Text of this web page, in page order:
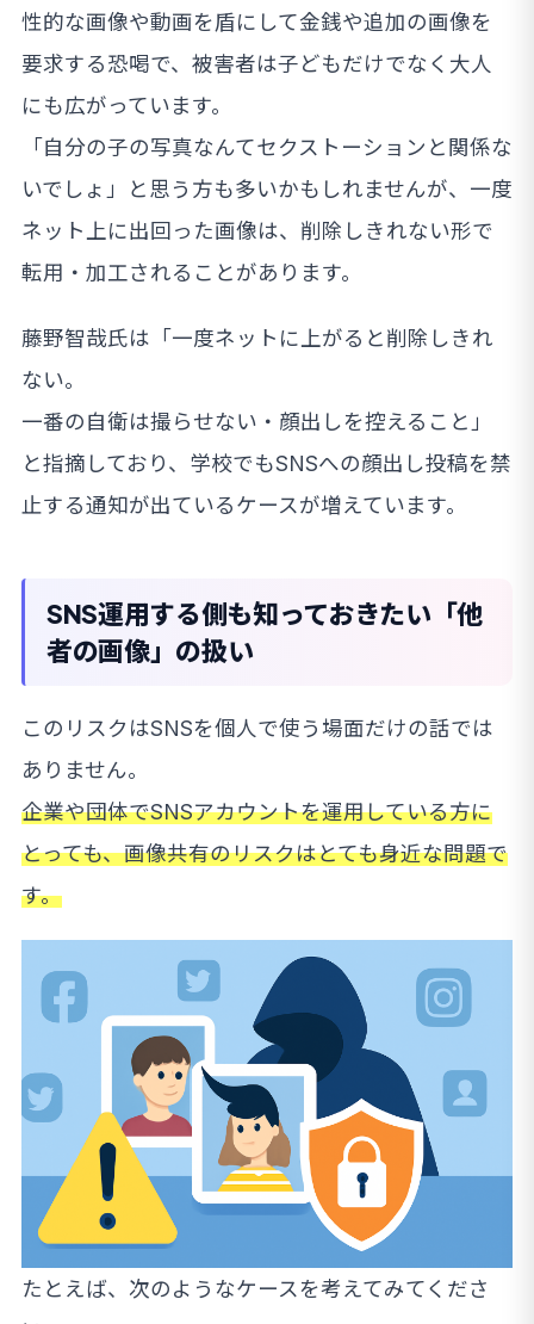
性的な画像や動画を盾にして金銭や追加の画像を
要求する恐喝で、被害者は子どもだけでなく大人
にも広がっています。
「自分の子の写真なんてセクストーションと関係な
いでしょ」と思う方も多いかもしれませんが、一度
ネット上に出回った画像は、削除しきれない形で
転用・加工されることがあります。
藤野智哉氏は「一度ネットに上がると削除しきれ
ない。
一番の自衛は撮らせない・顔出しを控えること」
と指摘しており、学校でもSNSへの顔出し投稿を禁
止する通知が出ているケースが増えています。
SNS運用する側も知っておきたい「他
者の画像」の扱い
このリスクはSNSを個人で使う場面だけの話では
ありません。
企業や団体でSNSアカウントを運用している方に
とっても、画像共有のリスクはとても身近な問題で
す。
たとえば、次のようなケースを考えてみてくださ